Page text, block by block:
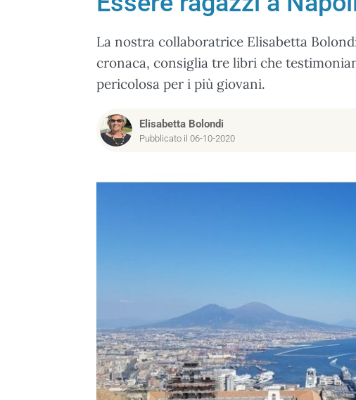
La nostra collaboratrice Elisabetta
cronaca, consiglia tre libri che
pericolosa per i più giovani.
Elisabetta Bolondi
Pubblicato il 06-10-2020